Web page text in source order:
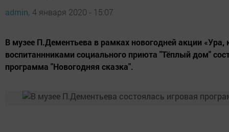
admin, 4 января 2020 - 15:07
В музее П.Дементьева в рамках новогодней акции «Ура,
воспитаннниками социального приюта "Тёплый дом"
программа "Новогодняя сказка".